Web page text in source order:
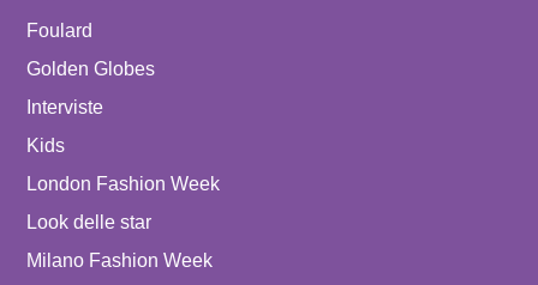
Foulard
Golden Globes
Interviste
Kids
London Fashion Week
Look delle star
Milano Fashion Week